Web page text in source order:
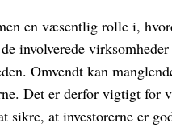
en væsentlig rolle i,
involverede
Omvendt kan
Det er derfor vigtigt for
sikre, at investorerne er